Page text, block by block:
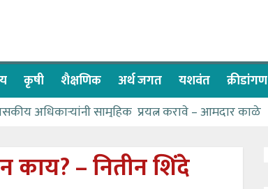
कृषी शैक्षणिक अर्थ जगत यशवंत क्रीडांगण
अधिकाऱ्यांनी सामुहिक प्रयत्न करावे – आमदार काळे
पात्र
येते – शिवप्रसाद पंडोरे
काय? – नितीन शिंदे